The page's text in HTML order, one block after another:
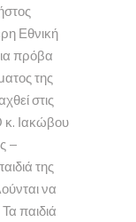
Εθνική
πρόβα
της
στις
κ. Ιακώβου
–
της
να
παιδιά